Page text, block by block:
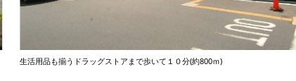
生活用品も揃うドラッグストアまで歩いて１０分(約800ｍ)